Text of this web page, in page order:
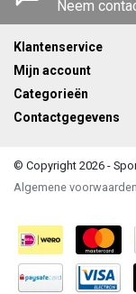
Neem
Klantenservice
Mijn account
Categorieën
Contactgegevens
© Copyright 2026 -
Algemene voorwaarden